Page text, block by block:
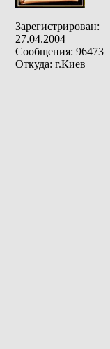
Зарегистрирован:
27.04.2004
Сообщения: 96473
Откуда: г.Киев